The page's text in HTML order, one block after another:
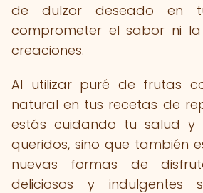
de dulzor deseado en
comprometer el sabor ni
creaciones.
Al utilizar puré de frutas
natural en tus recetas de
estás cuidando tu salud y
queridos, sino que también
nuevas formas de
deliciosos y indulgentes